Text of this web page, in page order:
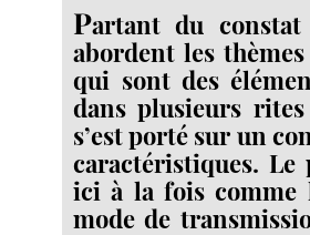
Partant du
abordent les
qui sont des
dans plusieurs
s’est porté sur un
caractéristiques.
ici à la fois comme
mode de